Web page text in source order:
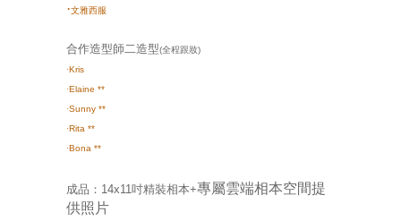
·文雅西服
合作造型師二造型(全程跟妝)
·Kris
·Elaine **
·Sunny **
·Rita **
·Bona **
成品：14x11吋精裝相本+專屬雲端相本空間提
供照片